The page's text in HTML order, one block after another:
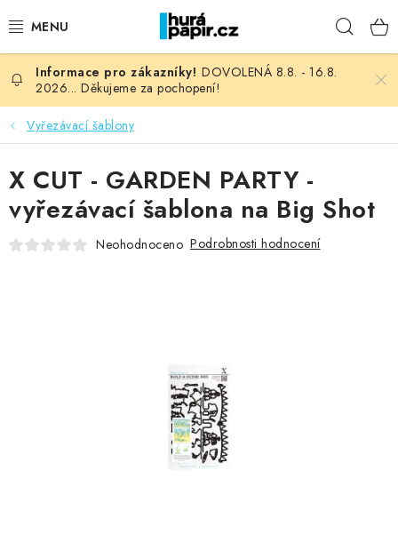
na
NOVINKY
HURÁ DÍLNA
VŠECHNO ZBOŽÍ
KNIHAŘSKÝ MATERIÁL
DOVOLENÁ 8.8. - 16.8.
2026... Děkujeme za pochopení!
Vyřezávací šablony
X CUT - GARDEN PARTY -
vyřezávací šablona na Big Shot
Neohodnoceno Podrobnosti hodnocení